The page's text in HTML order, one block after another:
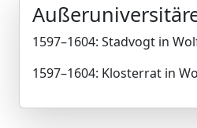
1597–1604: Stadvogt in
1597–1604: Klosterrat in